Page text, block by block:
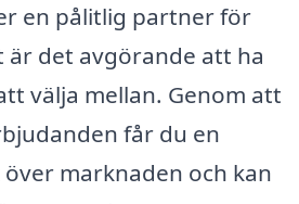
en pålitlig partner för
det avgörande att ha
välja mellan. Genom att
får du en
marknaden och kan